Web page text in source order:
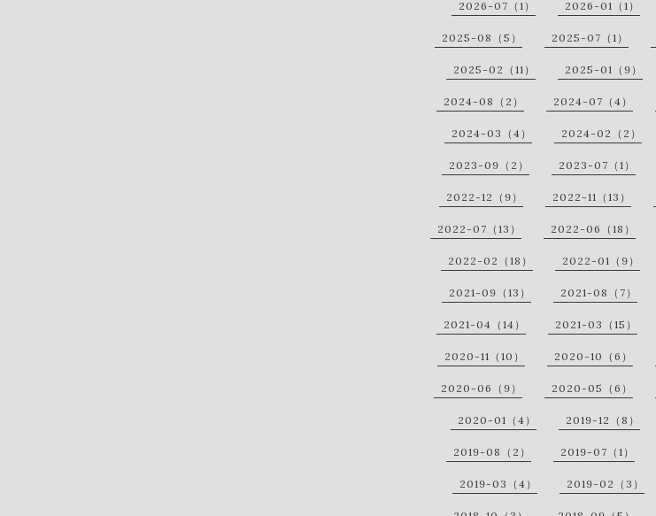
2026-07（1） 2026-01（1）
2025-08（5） 2025-07（1）
2025-02（11） 2025-01（9）
2024-08（2） 2024-07（4）
2024-03（4） 2024-02（2）
2023-09（2） 2023-07（1）
2022-12（9） 2022-11（13）
2022-07（13） 2022-06（18）
2022-02（18） 2022-01（9）
2021-09（13） 2021-08（7）
2021-04（14） 2021-03（15）
2020-11（10） 2020-10（6）
2020-06（9） 2020-05（6）
2020-01（4） 2019-12（8）
2019-08（2） 2019-07（1）
2019-03（4） 2019-02（3）